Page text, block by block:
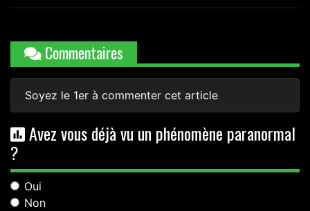
Commentaires
Soyez le 1er à commenter cet article
Avez vous déjà vu un phénomène paranormal
?
Oui
Non